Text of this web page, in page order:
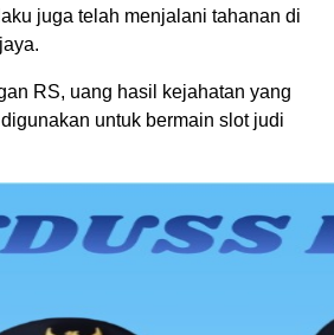
juga telah menjalani tahanan di
RS, uang hasil kejahatan yang
untuk bermain slot judi